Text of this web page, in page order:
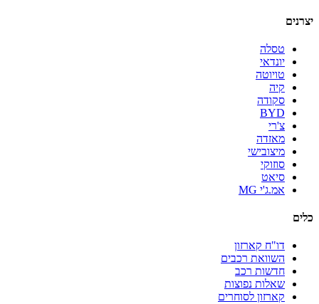
יצרנים
טסלה
יונדאי
טויוטה
קיה
סקודה
BYD
צ'רי
מאזדה
מיצובישי
סוזוקי
סיאט
אמ.ג'י MG
כלים
דו"ח קארזון
השוואת רכבים
חדשות רכב
שאלות נפוצות
קארזון לסוחרים